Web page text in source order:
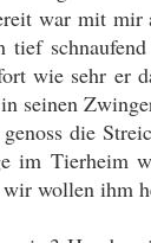
war mit mir
tief
wie sehr er
seinen
die
im Tierheim
wir wollen ihm